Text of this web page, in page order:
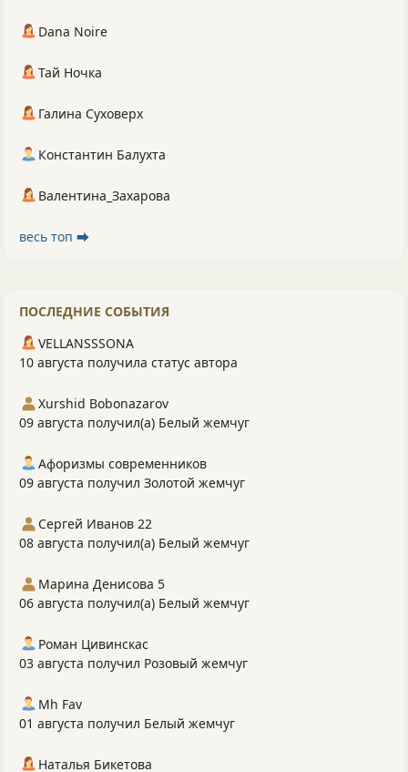
Dana Noire
Тай Ночка
Галина Суховерх
Константин Балухта
Валентина_Захарова
весь топ ⮕
ПОСЛЕДНИЕ СОБЫТИЯ
VELLANSSSONA
10 августа получила статус автора
Xurshid Bobonazarov
09 августа получил(а) Белый жемчуг
Афоризмы современников
09 августа получил Золотой жемчуг
Сергей Иванов 22
08 августа получил(а) Белый жемчуг
Марина Денисова 5
06 августа получил(а) Белый жемчуг
Роман Цивинскас
03 августа получил Розовый жемчуг
Mh Fav
01 августа получил Белый жемчуг
Наталья Бикетова